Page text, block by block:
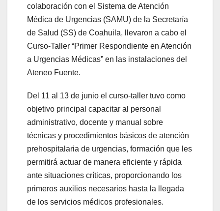
colaboración con el Sistema de Atención
Médica de Urgencias (SAMU) de la Secretaría
de Salud (SS) de Coahuila, llevaron a cabo el
Curso-Taller “Primer Respondiente en Atención
a Urgencias Médicas” en las instalaciones del
Ateneo Fuente.
Del 11 al 13 de junio el curso-taller tuvo como
objetivo principal capacitar al personal
administrativo, docente y manual sobre
técnicas y procedimientos básicos de atención
prehospitalaria de urgencias, formación que les
permitirá actuar de manera eficiente y rápida
ante situaciones críticas, proporcionando los
primeros auxilios necesarios hasta la llegada
de los servicios médicos profesionales.